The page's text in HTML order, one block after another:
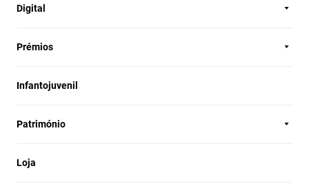
Digital
Prémios
Infantojuvenil
Património
Loja